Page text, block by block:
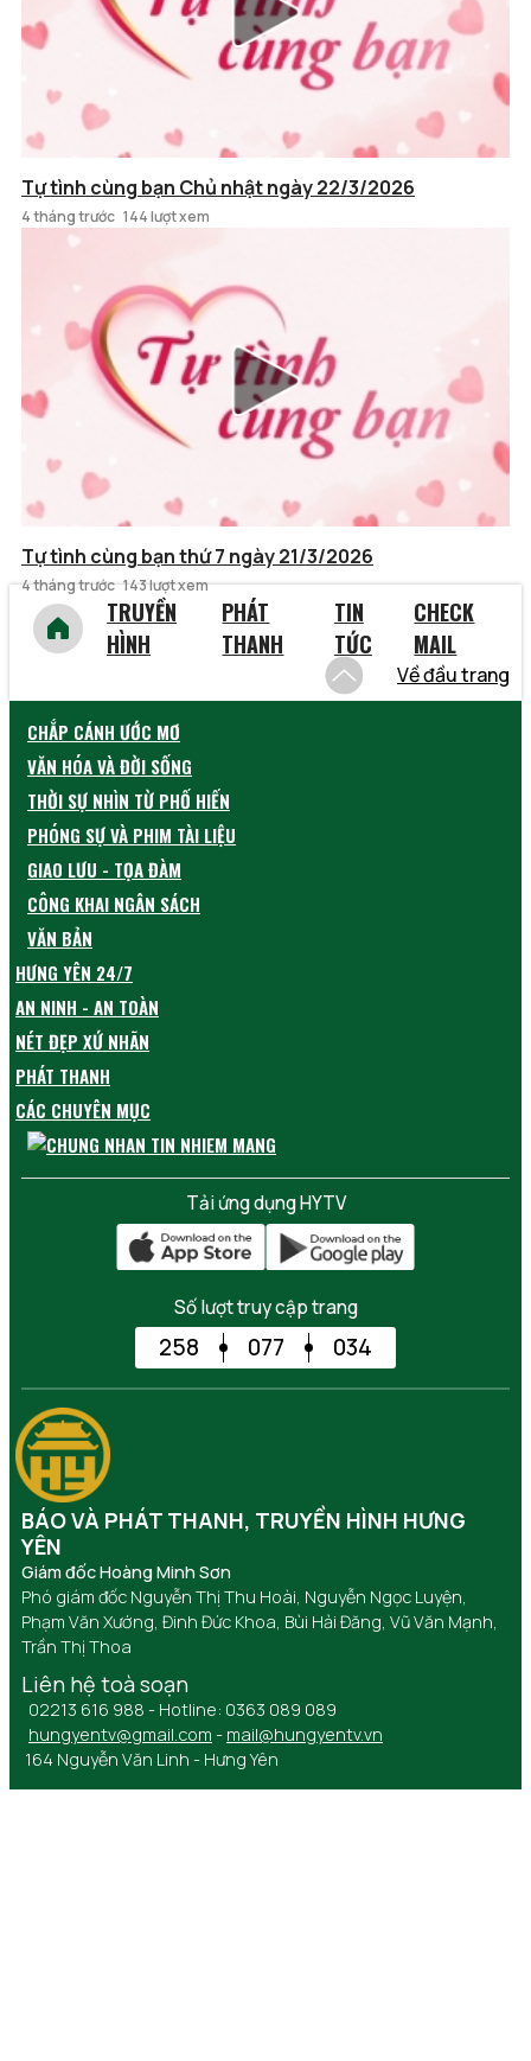
Tự tình cùng bạn Chủ nhật ngày 22/3/2026
4 tháng trước 144 lượt xem
Tự tình cùng bạn thứ 7 ngày 21/3/2026
4 tháng trước 143 lượt xem
TRUYỀN
HÌNH
PHÁT
THANH
TIN
TỨC
CHECK
MAIL
Về đầu trang
CHẮP CÁNH ƯỚC MƠ
VĂN HÓA VÀ ĐỜI SỐNG
THỜI SỰ NHÌN TỪ PHỐ HIẾN
PHÓNG SỰ VÀ PHIM TÀI LIỆU
GIAO LƯU - TỌA ĐÀM
CÔNG KHAI NGÂN SÁCH
VĂN BẢN
HƯNG YÊN 24/7
AN NINH - AN TOÀN
NÉT ĐẸP XỨ NHÃN
PHÁT THANH
CÁC CHUYÊN MỤC
Tải ứng dụng HYTV
Số lượt truy cập trang
258 077 034
BÁO VÀ PHÁT THANH, TRUYỀN HÌNH HƯNG
YÊN
Giám đốc Hoàng Minh Sơn
Phó giám đốc Nguyễn Thị Thu Hoài, Nguyễn Ngọc Luyện,
Phạm Văn Xướng, Đinh Đức Khoa, Bùi Hải Đăng, Vũ Văn Mạnh,
Trần Thị Thoa
Liên hệ toà soạn
02213 616 988 - Hotline: 0363 089 089
hungyentv@gmail.com - mail@hungyentv.vn
164 Nguyễn Văn Linh - Hưng Yên